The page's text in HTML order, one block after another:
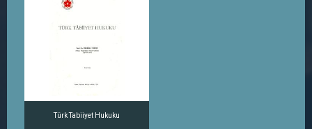
Türk Tabiiyet Hukuku